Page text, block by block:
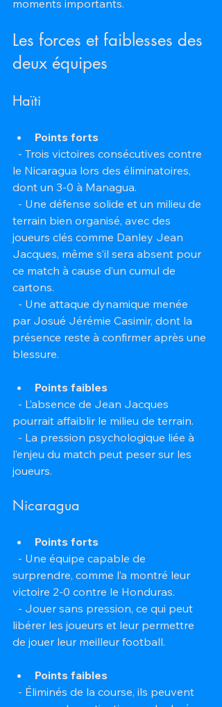
moments importants.
Les forces et faiblesses des
deux équipes
Haïti
Points forts
le Nicaragua lors des éliminatoires,
dont un 3-0 à Managua.
terrain bien organisé, avec des
joueurs clés comme Danley Jean
Jacques, même s’il sera absent pour
ce match à cause d’un cumul de
cartons.
par Josué Jérémie Casimir, dont la
présence reste à confirmer après une
blessure.
Points faibles
pourrait affaiblir le milieu de terrain.
l’enjeu du match peut peser sur les
joueurs.
Nicaragua
Points forts
surprendre, comme l’a montré leur
victoire 2-0 contre le Honduras.
libérer les joueurs et leur permettre
de jouer leur meilleur football.
Points faibles